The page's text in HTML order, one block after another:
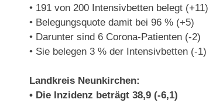
• 191 von 200 Intensivbetten belegt (+11)
• Belegungsquote damit bei 96 % (+5)
• Darunter sind 6 Corona-Patienten (-2)
• Sie belegen 3 % der Intensivbetten (-1)
Landkreis Neunkirchen:
• Die Inzidenz beträgt 38,9 (-6,1)